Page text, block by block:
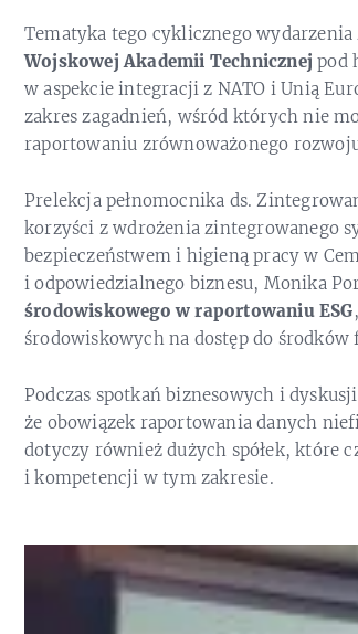
Tematyka tego cyklicznego
Wojskowej Akademii Technicznej pod
w aspekcie integracji z NATO i Unią
zakres zagadnień, wśród których nie
raportowaniu zrównoważonego
Prelekcja pełnomocnika ds.
korzyści z wdrożenia zintegrowanego
bezpieczeństwem i higieną pracy w
i odpowiedzialnego biznesu, Monika
środowiskowego w raportowaniu ESG
środowiskowych na dostęp do
Podczas spotkań biznesowych i
że obowiązek raportowania danych
dotyczy również dużych spółek, które
i kompetencji w tym zakresie.